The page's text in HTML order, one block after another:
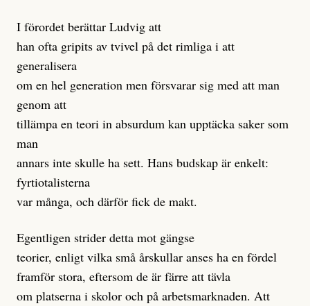
I förordet berättar Ludvig att
han ofta gripits av tvivel på det rimliga i att
generalisera
om en hel generation men försvarar sig med att man
genom att
tillämpa en teori in absurdum kan upptäcka saker som
man
annars inte skulle ha sett. Hans budskap är enkelt:
fyrtiotalisterna
var många, och därför fick de makt.
Egentligen strider detta mot gängse
teorier, enligt vilka små årskullar anses ha en fördel
framför stora, eftersom de är färre att tävla
om platserna i skolor och på arbetsmarknaden. Att